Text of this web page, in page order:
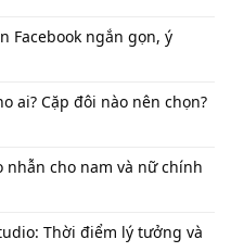
Facebook​ ngắn gọn, ý
ai? Cặp đôi nào nên chọn?
nhẫn cho nam và nữ chính
Thời điểm lý tưởng và